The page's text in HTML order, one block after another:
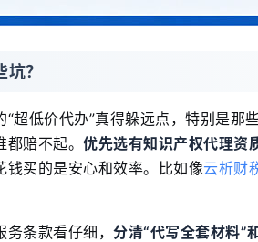
？
“超低价代办”真得躲远点，特别是
赔不起。 优先选有知识产权代理资
钱买的是安心和效率。比如像云析财
条款看仔细， 分清“代写全套材料”